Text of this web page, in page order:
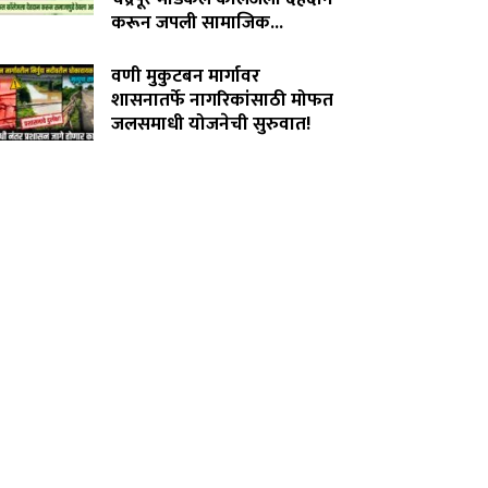
करून जपली सामाजिक...
वणी मुकुटबन मार्गावर
शासनातर्फे नागरिकांसाठी मोफत
जलसमाधी योजनेची सुरुवात!